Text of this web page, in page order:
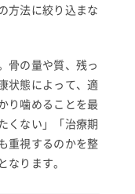
方法に絞り込まな
骨の量や質、残っ
状態によって、適
り噛めることを最
くない」「治療期
重視するのかを整
なります。